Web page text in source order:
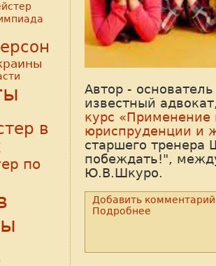
Автор -
известный
курс
юриспруденции и
старшего
побеждать!",
Ю.В.Шкуро.
Добавить комментарий
Подробнее
в
по